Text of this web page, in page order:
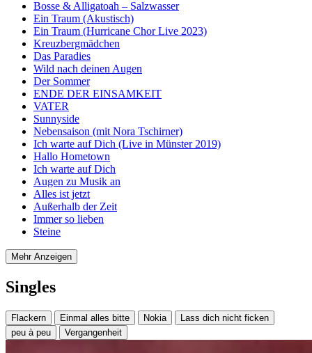
Bosse & Alligatoah – Salzwasser
Ein Traum (Akustisch)
Ein Traum (Hurricane Chor Live 2023)
Kreuzbergmädchen
Das Paradies
Wild nach deinen Augen
Der Sommer
ENDE DER EINSAMKEIT
VATER
Sunnyside
Nebensaison (mit Nora Tschirner)
Ich warte auf Dich (Live in Münster 2019)
Hallo Hometown
Ich warte auf Dich
Augen zu Musik an
Alles ist jetzt
Außerhalb der Zeit
Immer so lieben
Steine
Mehr Anzeigen
Singles
Flackern Einmal alles bitte Nokia
Lass dich nicht ficken
peu à peu
Vergangenheit